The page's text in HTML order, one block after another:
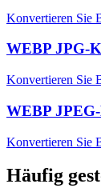
Konvertieren Sie
WEBP JPG-
Konvertieren Sie
WEBP
Konvertieren Sie
Häufig